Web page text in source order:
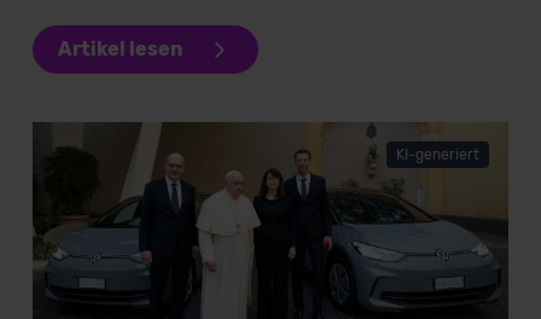
Artikel lesen
KI-generiert